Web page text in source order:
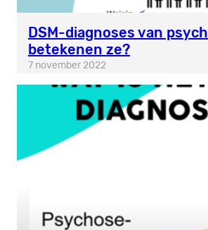
DSM-diagnoses van
betekenen ze?
7 november 2022